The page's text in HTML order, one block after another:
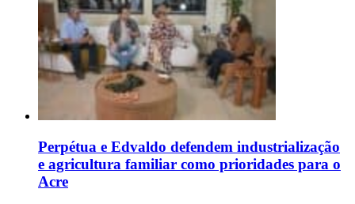
Perpétua e Edvaldo defendem industrialização
e agricultura familiar como prioridades para o
Acre